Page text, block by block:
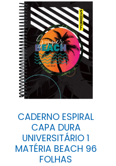
CADERNO ESPIRAL
CAPA DURA
UNIVERSITÁRIO 1
MATÉRIA BEACH 96
FOLHAS